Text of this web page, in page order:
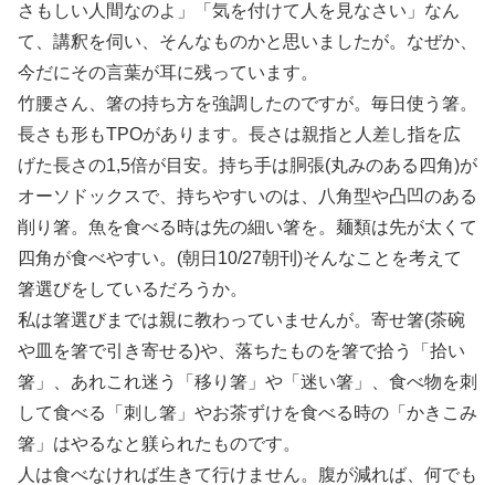
さもしい人間なのよ」「気を付けて人を見なさい」なん
て、講釈を伺い、そんなものかと思いましたが。なぜか、
今だにその言葉が耳に残っています。
竹腰さん、箸の持ち方を強調したのですが。毎日使う箸。
長さも形もTPOがあります。長さは親指と人差し指を広
げた長さの1,5倍が目安。持ち手は胴張(丸みのある四角)が
オーソドックスで、持ちやすいのは、八角型や凸凹のある
削り箸。魚を食べる時は先の細い箸を。麺類は先が太くて
四角が食べやすい。(朝日10/27朝刊)そんなことを考えて
箸選びをしているだろうか。
私は箸選びまでは親に教わっていませんが。寄せ箸(茶碗
や皿を箸で引き寄せる)や、落ちたものを箸で拾う「拾い
箸」、あれこれ迷う「移り箸」や「迷い箸」、食べ物を刺
して食べる「刺し箸」やお茶ずけを食べる時の「かきこみ
箸」はやるなと躾られたものです。
人は食べなければ生きて行けません。腹が減れば、何でも